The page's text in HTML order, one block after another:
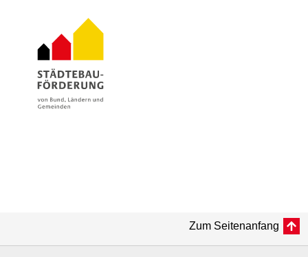
Zum Seitenanfang